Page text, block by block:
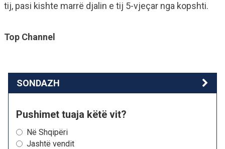
tij, pasi kishte marrë djalin e tij 5-vjeçar nga kopshti.
Top Channel
SONDAZH
Pushimet tuaja këtë vit?
Në Shqipëri
Jashtë vendit